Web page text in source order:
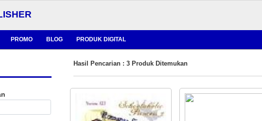
PROMO BLOG PRODUK DIGITAL
Hasil Pencarian : 3 Produk Ditemukan